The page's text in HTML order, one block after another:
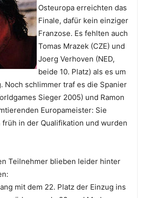
Osteuropa erreichten das
Finale, dafür kein einziger
Franzose. Es fehlten auch
Tomas Mrazek (CZE) und
Joerg Verhoven (NED,
beide 10. Platz) als es um
Noch schlimmer traf es die Spanier
Sieger 2005) und Ramon
Europameister: Sie
in der Qualifikation und wurden
Teilnehmer blieben leider hinter
mit dem 22. Platz der Einzug ins